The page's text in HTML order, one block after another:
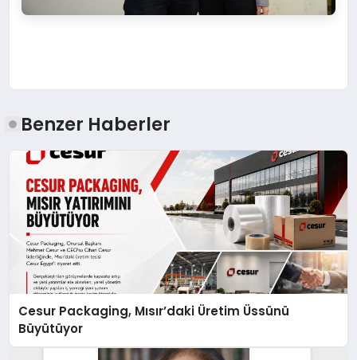
Benzer Haberler
Cesur Packaging, Mısır’daki Üretim Üssünü
Büyütüyor